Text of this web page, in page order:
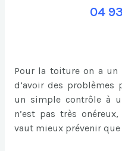
04
Pour la toiture on a un
d’avoir des problèmes
un simple contrôle à
n’est pas très
vaut mieux prévenir